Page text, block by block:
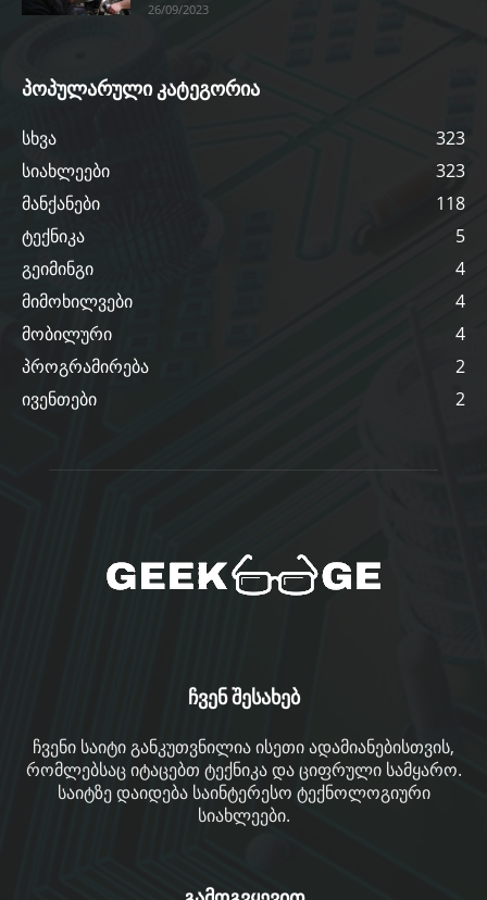
26/09/2023
პოპულარული კატეგორია
სხვა
323
სიახლეები
323
მანქანები
118
ტექნიკა
5
გეიმინგი
4
მიმოხილვები
4
მობილური
4
პროგრამირება
2
ივენთები
2
ჩვენ შესახებ
ჩვენი საიტი განკუთვნილია ისეთი ადამიანებისთვის,
რომლებსაც იტაცებთ ტექნიკა და ციფრული სამყარო.
საიტზე დაიდება საინტერესო ტექნოლოგიური
სიახლეები.